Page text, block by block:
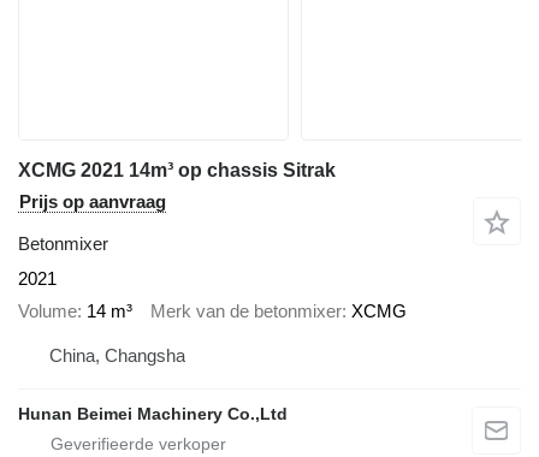
XCMG 2021 14m³ op chassis Sitrak
Prijs op aanvraag
Betonmixer
2021
Volume 14 m³ Merk van de betonmixer XCMG
China, Changsha
Hunan Beimei Machinery Co.,Ltd